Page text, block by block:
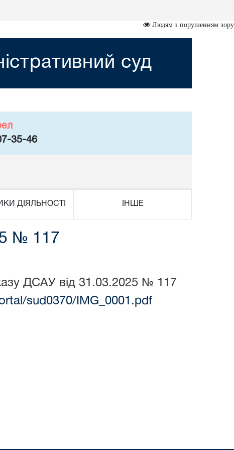
Людям з порушенням зору
суд
35-46
ДІЯЛЬНОСТІ ІНШЕ
№ 117
ДСАУ від 31.03.2025 № 117
sud0370/IMG_0001.pdf